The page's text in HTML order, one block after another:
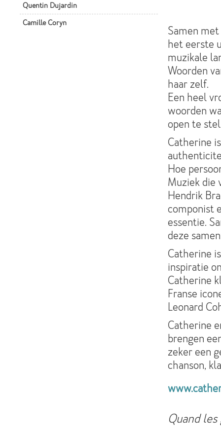
Quentin Dujardin
Camille Coryn
Samen
het eerste
muzikale
Woorden
haar zelf.
Een heel
woorden
open te
Catherine
Hoe
Muziek die
Hendrik
componist
essentie.
deze
Catherine
inspiratie
Catherine
Franse
Leonard
Catherine
brengen
zeker een
chanson,
Quand